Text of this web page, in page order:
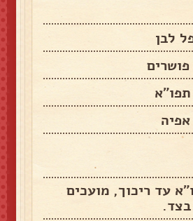
לבן
5 תפו"א עד ריכוך, מועכים